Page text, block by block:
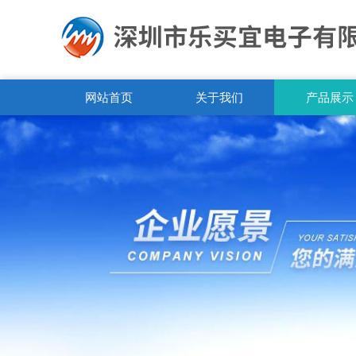
网站首页 关于我们 产品展示